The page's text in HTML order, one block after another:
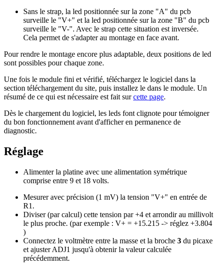
Sans le strap, la led positionnée sur la zone "A" du pcb
surveille le "V+" et la led positionnée sur la zone "B" du pcb
surveille le "V-". Avec le strap cette situation est inversée.
Cela permet de s'adapter au montage en face avant.
Pour rendre le montage encore plus adaptable, deux positions de led
sont possibles pour chaque zone.
Une fois le module fini et vérifié, téléchargez le logiciel dans la
section téléchargement du site, puis installez le dans le module. Un
résumé de ce qui est nécessaire est fait surcette page.
Dès le chargement du logiciel, les leds font clignote pour témoigner
du bon fonctionnement avant d'afficher en permanence de
diagnostic.
Réglage
Alimenter la platine avec une alimentation symétrique
comprise entre 9 et 18 volts.
Mesurer avec précision (1 mV) la tension "V+" en entrée de
R1.
Diviser (par calcul) cette tension par +4 et arrondir au millivolt
le plus proche. (par exemple : V+ = +15.215 -> réglez +3.804
)
Connectez le voltmètre entre la masse et la broche 3 du picaxe
et ajuster ADJ1 jusqu'à obtenir la valeur calculée
précédemment.